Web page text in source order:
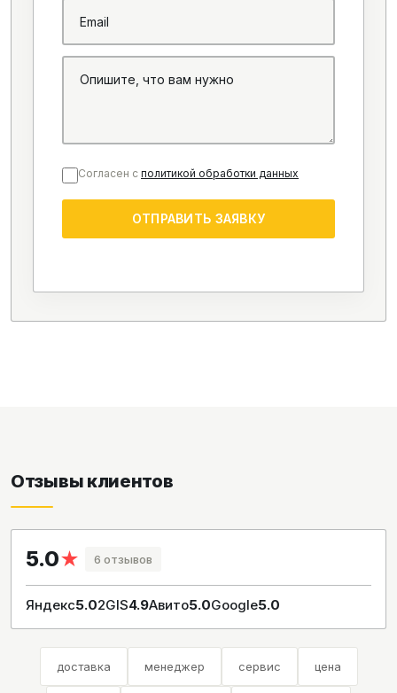
Согласен с политикой обработки данных
ОТПРАВИТЬ ЗАЯВКУ
Отзывы клиентов
5.0★ 6 отзывов
Яндекс5.02GIS4.9Авито5.0Google5.0
доставка менеджер сервис цена